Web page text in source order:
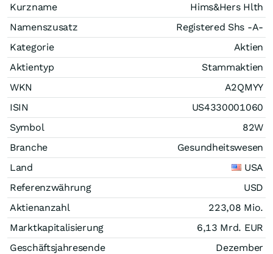
Kurzname
Hims&Hers Hlth
Namenszusatz
Registered Shs -A-
Kategorie
Aktien
Aktientyp
Stammaktien
WKN
A2QMYY
ISIN
US4330001060
Symbol
82W
Branche
Gesundheitswesen
Land
USA
Referenzwährung
USD
Aktienanzahl
223,08 Mio.
Marktkapitalisierung
6,13 Mrd. EUR
Geschäftsjahresende
Dezember